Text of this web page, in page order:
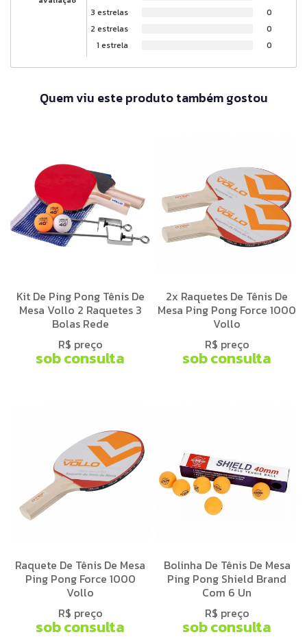
3 estrelas
0
2 estrelas
0
1 estrela
0
Quem viu este produto também gostou
Kit De Ping Pong Tênis De
Mesa Vollo 2 Raquetes 3
Bolas Rede
R$ preço
sob consulta
2x Raquetes De Tênis De
Mesa Ping Pong Force 1000
Vollo
R$ preço
sob consulta
Raquete De Tênis De Mesa
Ping Pong Force 1000
Vollo
R$ preço
sob consulta
Bolinha De Tênis De Mesa
Ping Pong Shield Brand
Com 6 Un
R$ preço
sob consulta